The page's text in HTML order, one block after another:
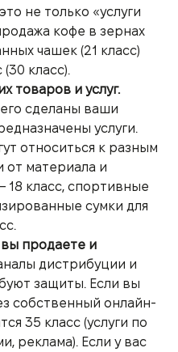
не только «услуги
кофе в зернах
чашек (21 класс)
класс).
товаров и услуг.
сделаны ваши
услуги.
относиться к разным
от материала и
18 класс, спортивные
сумки для
вы продаете и
дистрибуции и
защиты. Если вы
собственный онлайн-
35 класс (услуги по
реклама). Если у вас